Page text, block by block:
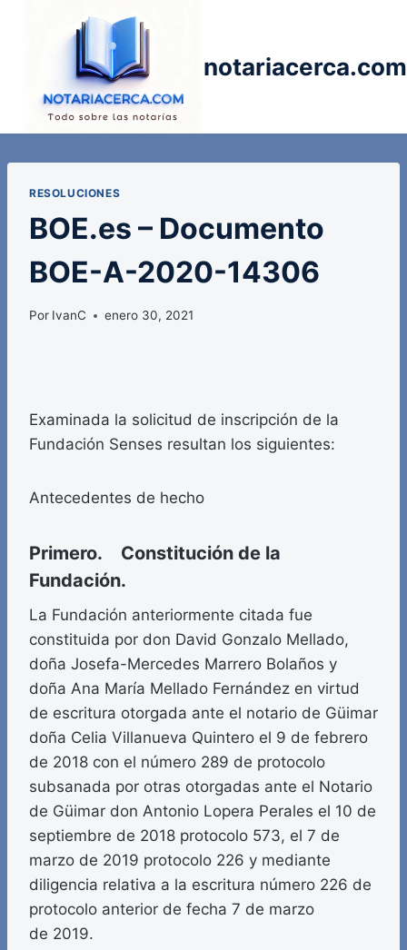
notariacerca.com
RESOLUCIONES
BOE.es – Documento
BOE-A-2020-14306
Por IvanC enero 30, 2021
Examinada la solicitud de inscripción de la
Fundación Senses resultan los siguientes:
Antecedentes de hecho
Primero. Constitución de la
Fundación.
La Fundación anteriormente citada fue
constituida por don David Gonzalo Mellado,
doña Josefa-Mercedes Marrero Bolaños y
doña Ana María Mellado Fernández en virtud
de escritura otorgada ante el notario de Güimar
doña Celia Villanueva Quintero el 9 de febrero
de 2018 con el número 289 de protocolo
subsanada por otras otorgadas ante el Notario
de Güimar don Antonio Lopera Perales el 10 de
septiembre de 2018 protocolo 573, el 7 de
marzo de 2019 protocolo 226 y mediante
diligencia relativa a la escritura número 226 de
protocolo anterior de fecha 7 de marzo
de 2019.